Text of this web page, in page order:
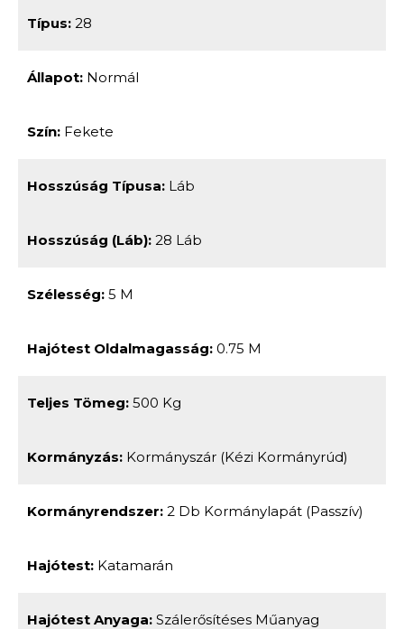
Típus: 28
Állapot: Normál
Szín: Fekete
Hosszúság Típusa: Láb
Hosszúság (láb): 28 Láb
Szélesség: 5 M
Hajótest Oldalmagasság: 0.75 M
Teljes Tömeg: 500 Kg
Kormányzás: Kormányszár (kézi Kormányrúd)
Kormányrendszer: 2 Db Kormánylapát (passzív)
Hajótest: Katamarán
Hajótest Anyaga: Szálerősítéses Műanyag